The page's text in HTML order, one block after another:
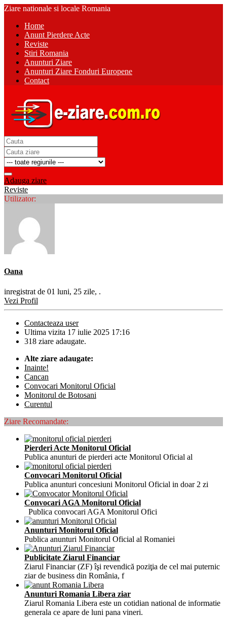
Ziare nationale si locale Romania
Home
Anunt Pierdere Acte
Reviste
Stiri Romania
Anunturi Ziare
Anunturi Ziare Fonduri Europene
Contact
Adauga ziare
Reviste
Utilizator:
Oana
inregistrat de 01 luni, 25 zile, .
Vezi Profil
Contacteaza user
Ultima vizita 17 iulie 2025 17:16
318 ziare adaugate.
Alte ziare adaugate:
Inainte!
Cancan
Convocari Monitorul Oficial
Monitorul de Botosani
Curentul
Ziare Recomandate:
Pierderi Acte Monitorul Oficial
Publica anunturi de pierderi acte Monitorul Oficial al
Convocari Monitorul Oficial
Publica anunturi concesiuni Monitorul Oficial in doar 2 zi
Convocari AGA Monitorul Oficial
Publica convocari AGA Monitorul Ofici
Anunturi Monitorul Oficial
Publica anunturi Monitorul Oficial al Romaniei
Publicitate Ziarul Financiar
Ziarul Financiar (ZF) îşi revendică poziţia de cel mai puternic
ziar de business din România, f
Anunturi Romania Libera ziar
Ziarul Romania Libera este un cotidian national de informatie
generala ce apare de luni pana vineri.